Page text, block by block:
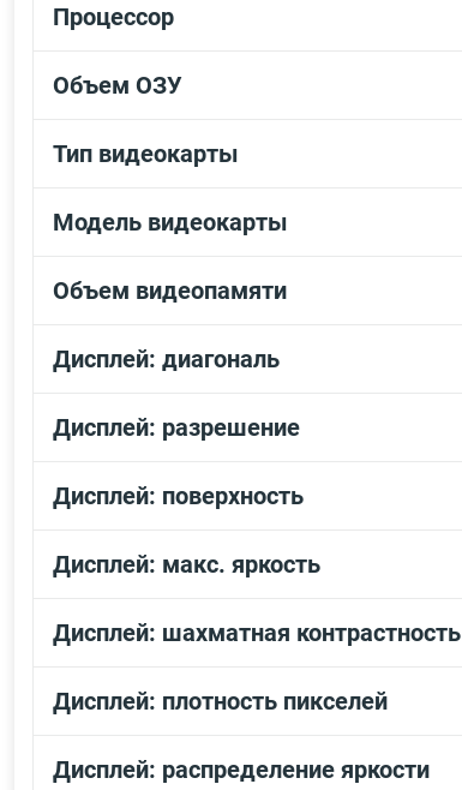
Процессор
Объем ОЗУ
Тип видеокарты
Модель видеокарты
Объем видеопамяти
Дисплей: диагональ
Дисплей: разрешение
Дисплей: поверхность
Дисплей: макс. яркость
Дисплей: шахматная контрастность
Дисплей: плотность пикселей
Дисплей: распределение яркости